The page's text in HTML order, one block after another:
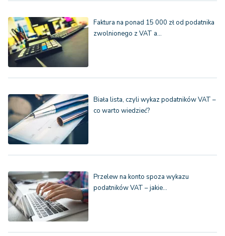
Faktura na ponad 15 000 zł od podatnika
zwolnionego z VAT a…
Biała lista, czyli wykaz podatników VAT –
co warto wiedzieć?
Przelew na konto spoza wykazu
podatników VAT – jakie…